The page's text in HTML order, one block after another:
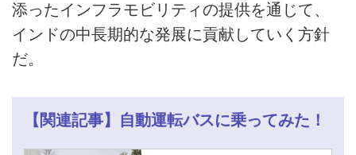
添ったインフラモビリティの提供を通じて、
インドの中長期的な発展に貢献していく方針
だ。
【関連記事】自動運転バスに乗ってみた！